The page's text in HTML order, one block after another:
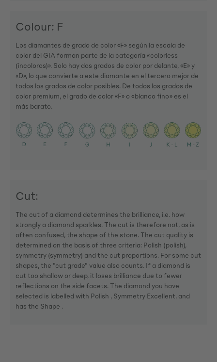
Colour: F
Los diamantes de grado de color «F» según la escala de
color del GIA forman parte de la categoría «colorless
(incoloros)». Solo hay dos grados de color por delante, «E» y
«D», lo que convierte a este diamante en el tercero mejor de
todos los grados de color posibles. De todos los grados de
color premium, el grado de color «F» o «blanco fino» es el
más barato.
Cut:
The cut of a diamond determines the brilliance, i.e. how
strongly a diamond sparkles. The cut is therefore not, as is
often confused, the shape of the stone. The cut quality is
determined on the basis of three criteria: Polish (polish),
symmetry (symmetry) and the cut proportions. For some cut
shapes, the "cut grade" value also counts. If a diamond is
cut too shallow or deep, it loses brilliance due to fewer
reflections on the side facets. The diamond you have
selected is labelled with Polish , Symmetry Excellent, and
has the Shape .